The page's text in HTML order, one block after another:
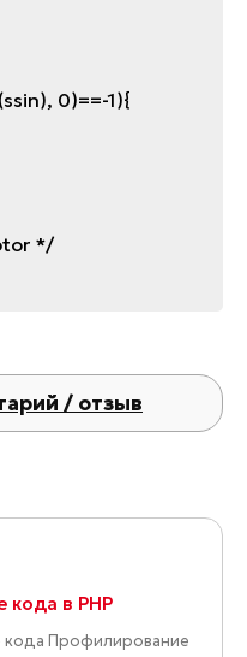
0)==-1){
*/
/ отзыв
в PHP
Профилирование